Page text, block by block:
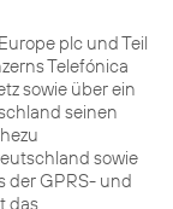
Europe plc und Teil
Telefónica
sowie über ein
seinen
sowie
der GPRS- und
das